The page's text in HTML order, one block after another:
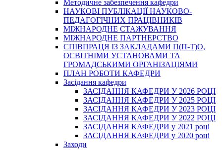
Методичне забезпечення кафедри
НАУКОВІ ПУБЛІКАЦІЇ НАУКОВО-
ПЕДАГОГІЧНИХ ПРАЦІВНИКІВ
МІЖНАРОДНЕ СТАЖУВАННЯ
МІЖНАРОДНЕ ПАРТНЕРСТВО
СПІВПРАЦЯ ІЗ ЗАКЛАДАМИ П(П-Т)О,
ОСВІТНІМИ УСТАНОВАМИ ТА
ГРОМАДСЬКИМИ ОРГАНІЗАЦІЯМИ
ПЛАН РОБОТИ КАФЕДРИ
Засідання кафедри
ЗАСІДАННЯ КАФЕДРИ У 2026 РОЦІ
ЗАСІДАННЯ КАФЕДРИ У 2025 РОЦІ
ЗАСІДАННЯ КАФЕДРИ У 2023 РОЦІ
ЗАСІДАННЯ КАФЕДРИ У 2022 РОЦІ
ЗАСІДАННЯ КАФЕДРИ у 2021 році
ЗАСІДАННЯ КАФЕДРИ у 2020 році
Заходи